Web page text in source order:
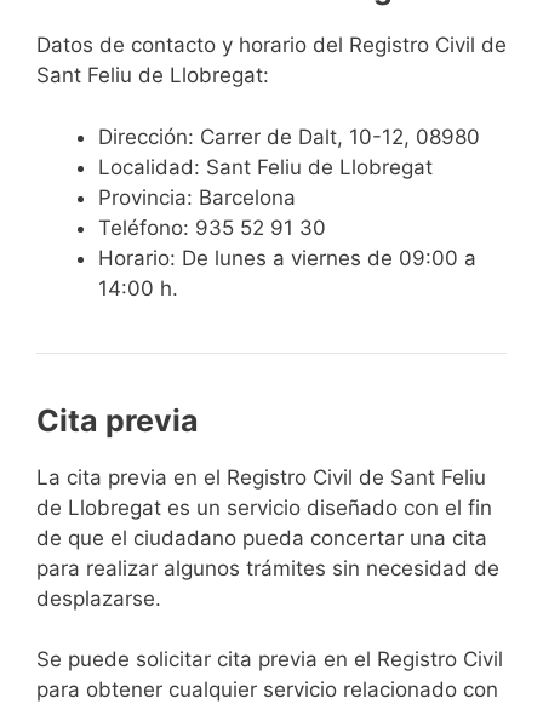
Datos de contacto y horario del Registro Civil de
Sant Feliu de Llobregat:
Dirección: Carrer de Dalt, 10-12, 08980
Localidad: Sant Feliu de Llobregat
Provincia: Barcelona
Teléfono: 935 52 91 30
Horario: De lunes a viernes de 09:00 a
14:00 h.
Cita previa
​​​​​​​​​​​​​​​​​​​​​​​​​​​​La cita previa en el Registro Civil de Sant Feliu
de Llobregat es un servicio diseñado con el fin
de que el ciudadano pueda concertar una cita
para realizar algunos trámites sin necesidad de
desplazarse.​
Se puede solicitar cita previa en el Registro Civil
para obtener cualquier servicio relacionado con